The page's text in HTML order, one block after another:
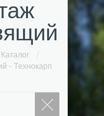
Каталог
/
- Технокарп